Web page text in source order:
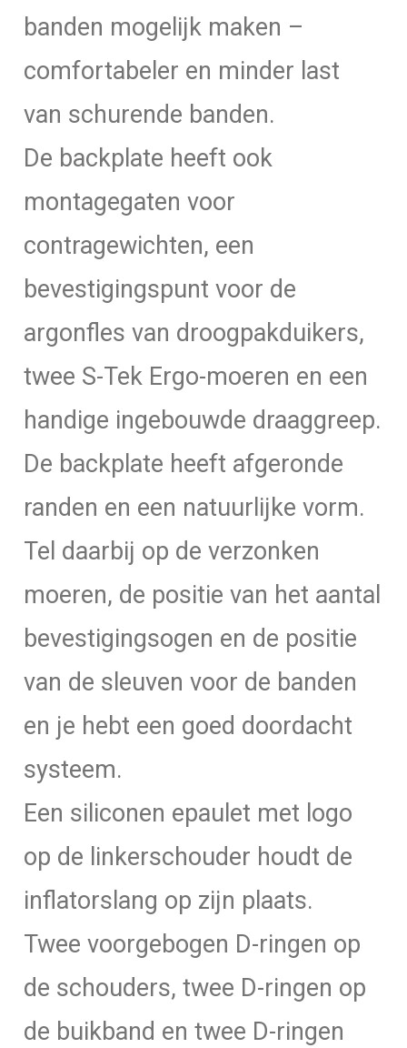
banden mogelijk maken –
comfortabeler en minder last
van schurende banden.
De backplate heeft ook
montagegaten voor
contragewichten, een
bevestigingspunt voor de
argonfles van droogpakduikers,
twee S-Tek Ergo-moeren en een
handige ingebouwde draaggreep.
De backplate heeft afgeronde
randen en een natuurlijke vorm.
Tel daarbij op de verzonken
moeren, de positie van het aantal
bevestigingsogen en de positie
van de sleuven voor de banden
en je hebt een goed doordacht
systeem.
Een siliconen epaulet met logo
op de linkerschouder houdt de
inflatorslang op zijn plaats.
Twee voorgebogen D-ringen op
de schouders, twee D-ringen op
de buikband en twee D-ringen